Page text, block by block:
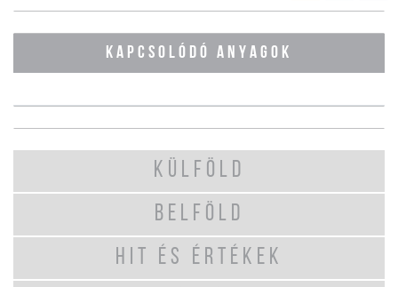
KAPCSOLÓDÓ ANYAGOK
KÜLFÖLD
BELFÖLD
HIT ÉS ÉRTÉKEK